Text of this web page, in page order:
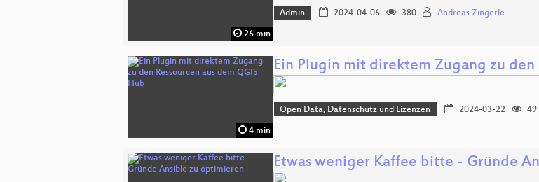
26 min
Admin 2024-04-06 380 Andreas Zingerle
4 min
Ein Plugin mit direktem Zugang zu den
Open Data, Datenschutz und Lizenzen 2024-03-22 49
Etwas weniger Kaffee bitte - Gründe